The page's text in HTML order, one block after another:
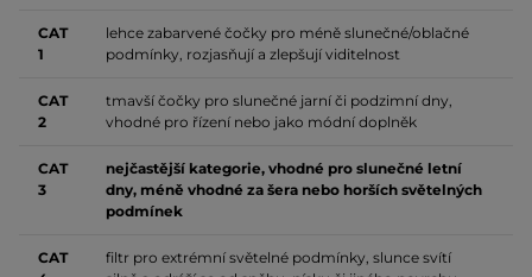
CAT
1
lehce zabarvené čočky pro méně slunečné/oblačné
podmínky, rozjasňují a zlepšují viditelnost
CAT
2
tmavší čočky pro slunečné jarní či podzimní dny,
vhodné pro řízení nebo jako módní doplněk
CAT
3
nejčastější kategorie, vhodné pro slunečné letní
dny, méně vhodné za šera nebo horších světelných
podmínek
CAT
filtr pro extrémní světelné podmínky, slunce svítí